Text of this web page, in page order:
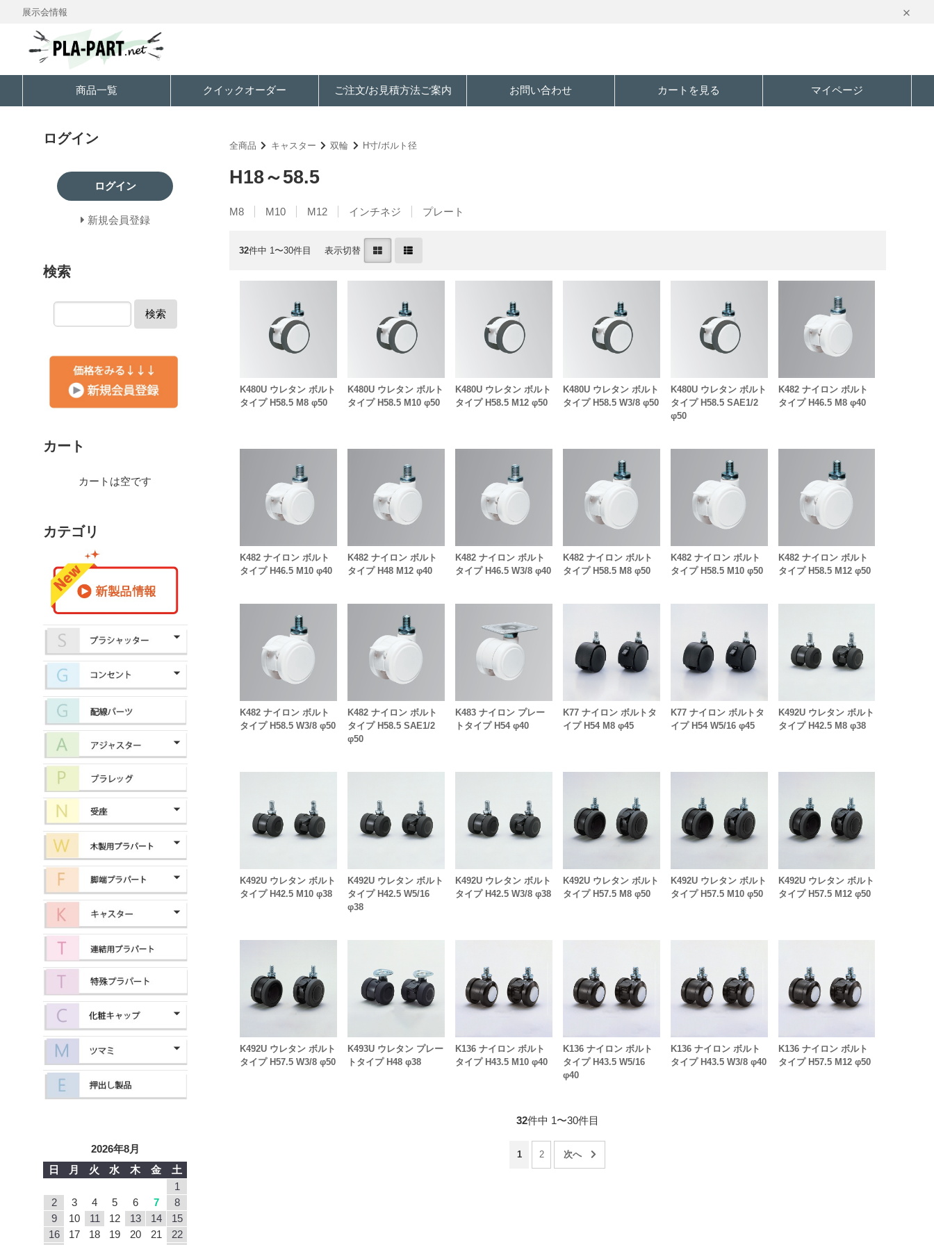
展示会情報
商品一覧 クイックオーダー ご注文/お見積方法ご案内 お問い合わせ カートを見る マイページ
全商品 キャスター 双輪 H寸/ボルト径
H18～58.5
M8 M10 M12 インチネジ プレート
32件中 1〜30件目 表示切替
K480U ウレタン ボルト
タイプ H58.5 M8 φ50
K480U ウレタン ボルト
タイプ H58.5 M10 φ50
K480U ウレタン ボルト
タイプ H58.5 M12 φ50
K480U ウレタン ボルト
タイプ H58.5 W3/8 φ50
K480U ウレタン ボルト
タイプ H58.5 SAE1/2
φ50
K482 ナイロン ボルト
タイプ H46.5 M8 φ40
K482 ナイロン ボルト
タイプ H46.5 M10 φ40
K482 ナイロン ボルト
タイプ H48 M12 φ40
K482 ナイロン ボルト
タイプ H46.5 W3/8 φ40
K482 ナイロン ボルト
タイプ H58.5 M8 φ50
K482 ナイロン ボルト
タイプ H58.5 M10 φ50
K482 ナイロン ボルト
タイプ H58.5 M12 φ50
K482 ナイロン ボルト
タイプ H58.5 W3/8 φ50
K482 ナイロン ボルト
タイプ H58.5 SAE1/2
φ50
K483 ナイロン プレー
トタイプ H54 φ40
K77 ナイロン ボルトタ
イプ H54 M8 φ45
K77 ナイロン ボルトタ
イプ H54 W5/16 φ45
K492U ウレタン ボルト
タイプ H42.5 M8 φ38
K492U ウレタン ボルト
タイプ H42.5 M10 φ38
K492U ウレタン ボルト
タイプ H42.5 W5/16
φ38
K492U ウレタン ボルト
タイプ H42.5 W3/8 φ38
K492U ウレタン ボルト
タイプ H57.5 M8 φ50
K492U ウレタン ボルト
タイプ H57.5 M10 φ50
K492U ウレタン ボルト
タイプ H57.5 M12 φ50
K492U ウレタン ボルト
タイプ H57.5 W3/8 φ50
K493U ウレタン プレー
トタイプ H48 φ38
K136 ナイロン ボルト
タイプ H43.5 M10 φ40
K136 ナイロン ボルト
タイプ H43.5 W5/16
φ40
K136 ナイロン ボルト
タイプ H43.5 W3/8 φ40
K136 ナイロン ボルト
タイプ H57.5 M12 φ50
32件中 1〜30件目
1 2
ログイン
ログイン
新規会員登録
検索
検索
カート
カートは空です
カテゴリ
2026年8月
日
月 火 水 木 金
土
1
2
3 4 5 6 7
8
9
10 11 12 13 14
15
16
17 18 19 20 21
22